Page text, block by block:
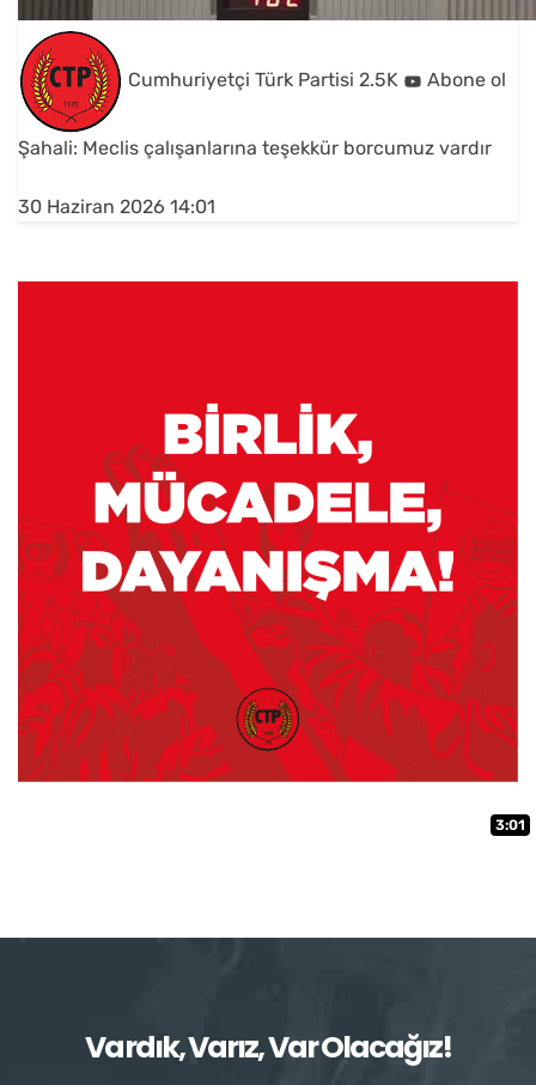
3:01
Cumhuriyetçi Türk Partisi 2.5K Abone ol
Şahali: Meclis çalışanlarına teşekkür borcumuz vardır
30 Haziran 2026 14:01
Vardık, Varız, Var Olacağız!